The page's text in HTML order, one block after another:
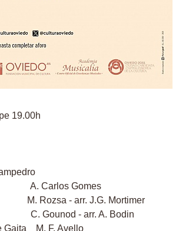
19.00h
Gomes
- arr. J.G. Mortimer
Gounod - arr. A. Bodin
Gaita M. F. Avello